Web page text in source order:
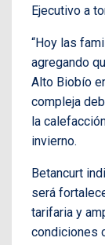
Ejecutivo a
“Hoy las
agregando
Alto Biobío
compleja
la
invierno.
Betancurt
será
tarifaria y
condiciones